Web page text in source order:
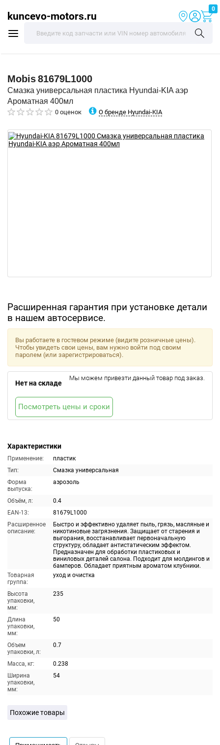
kuncevo-motors.ru
0
Mobis81679L1000
Смазка универсальная пластика Hyundai-KIA аэр
Ароматная 400мл
0 оценок О бренде Hyundai-KIA
Расширенная гарантия при установке детали
в нашем автосервисе.
Характеристики
Применение:
пластик
Тип:
Смазка универсальная
Форма
выпуска:
аэрозоль
Объём, л:
0.4
EAN-13:
81679L1000
Расширенное
описание:
Быстро и эффективно удаляет пыль, грязь, масляные и
никотиновые загрязнения. Защищает от старения и
выгорания, восстанавливает первоначальную
структуру, обладает антистатическим эффектом.
Предназначен для обработки пластиковых и
виниловых деталей салона. Подходит для молдингов и
бамперов. Обладает приятным ароматом клубники.
Товарная
группа:
уход и очистка
Высота
упаковки,
мм:
235
Длина
упаковки,
мм:
50
Объем
упаковки, л:
0.7
Масса, кг:
0.238
Ширина
упаковки,
мм:
54
Вы работаете в гостевом режиме (видите розничные цены).
Чтобы увидеть свои цены, вам нужно войти под своим
паролем (или зарегистрироваться).
Нет на складе
Мы можем привезти данный товар под заказ.
Посмотреть цены и сроки
Похожие товары